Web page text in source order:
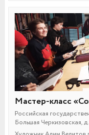
Мастер-класс
Российская
Большая Черкизовская,